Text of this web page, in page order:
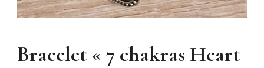
Bracelet « 7 chakras Heart